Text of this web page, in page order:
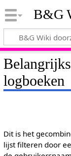
B&G
logboeken
Dit is het
lijst filteren door